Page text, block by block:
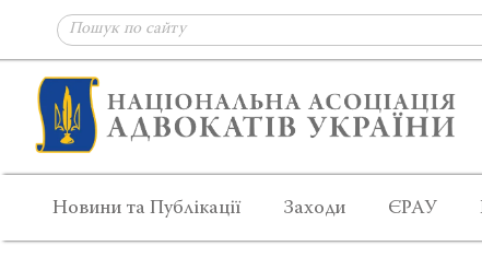
Новини та Публікації Заходи ЄРАУ